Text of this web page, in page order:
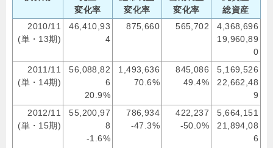
変化率
変化率
変化率
総資産
2010/11
(単・13期)
46,410,93
4
875,660 565,702
4,368,696
19,960,89
0
2011/11
(単・14期)
56,088,82
6
20.9%
1,493,636
70.6%
845,086
49.4%
5,169,526
22,662,48
9
2012/11
(単・15期)
55,200,97
8
-1.6%
786,934
-47.3%
422,237
-50.0%
5,664,151
21,894,08
6